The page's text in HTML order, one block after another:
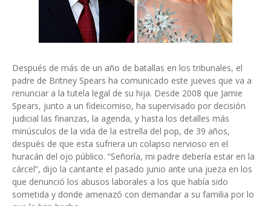
Después de más de un año de batallas en los tribunales, el
padre de Britney Spears ha comunicado este jueves que va a
renunciar a la tutela legal de su hija. Desde 2008 que Jamie
Spears, junto a un fideicomiso, ha supervisado por decisión
judicial las finanzas, la agenda, y hasta los detalles más
minúsculos de la vida de la estrella del pop, de 39 años,
después de que esta sufriera un colapso nervioso en el
huracán del ojo público. “Señoría, mi padre debería estar en la
cárcel”, dijo la cantante el pasado junio ante una jueza en los
que denunció los abusos laborales a los que había sido
sometida y donde amenazó con demandar a su familia por lo